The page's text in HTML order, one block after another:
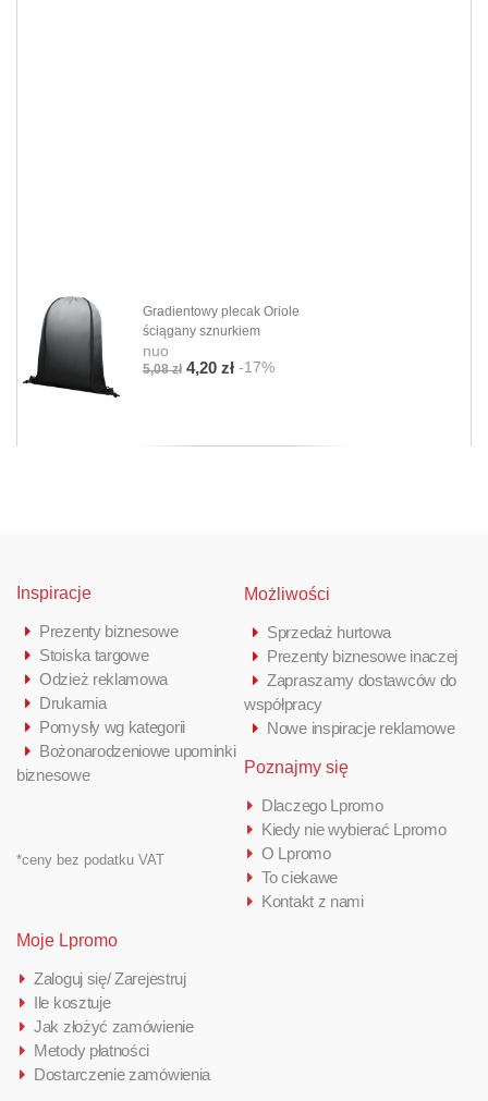
Gradientowy plecak Oriole
ściągany sznurkiem
nuo
5,08 zł 4,20 zł -17%
Inspiracje
Prezenty biznesowe
Stoiska targowe
Odzież reklamowa
Drukarnia
Pomysły wg kategorii
Bożonarodzeniowe upominki
biznesowe
*ceny bez podatku VAT
Możliwości
Sprzedaż hurtowa
Prezenty biznesowe inaczej
Zapraszamy dostawców do
współpracy
Nowe inspiracje reklamowe
Poznajmy się
Dlaczego Lpromo
Kiedy nie wybierać Lpromo
O Lpromo
To ciekawe
Kontakt z nami
Moje Lpromo
Zaloguj się/ Zarejestruj
Ile kosztuje
Jak złożyć zamówienie
Metody płatności
Dostarczenie zamówienia